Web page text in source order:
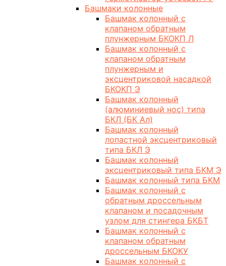
Башмаки колонные
Башмак колонный с
клапаном обратным
плунжерным БКОКП Л
Башмак колонный с
клапаном обратным
плунжерным и
эксцентриковой насадкой
БКОКП Э
Башмак колонный
(алюминиевый нос) типа
БКЛ (БК Ал)
Башмак колонный
лопастной эксцентриковый
типа БКЛ Э
Башмак колонный
эксцентриковый типа БКМ Э
Башмак колонный типа БКМ
Башмак колонный с
обратным дроссельным
клапаном и посадочным
узлом для стингера БКБТ
Башмак колонный с
клапаном обратным
дроссельным БКОКУ
Башмак колонный с